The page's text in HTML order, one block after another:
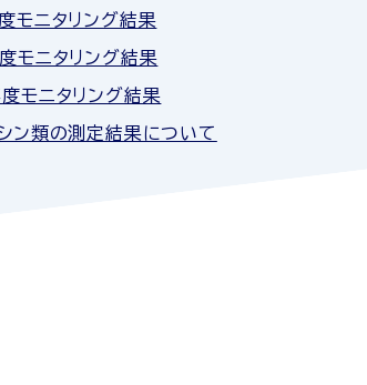
モニタリング結果
モニタリング結果
モニタリング結果
ン類の測定結果について